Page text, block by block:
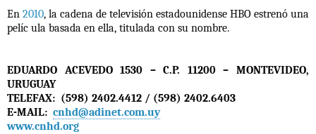
En 2010, la cadena de televisión estadounidense HBO estrenó una
pelíc ula basada en ella, titulada con su nombre.
EDUARDO ACEVEDO 1530 – C.P. 11200 – MONTEVIDEO,
URUGUAY
TELEFAX: (598) 2402.4412 / (598) 2402.6403
E-MAIL: cnhd@adinet.com.uy
www.cnhd.org